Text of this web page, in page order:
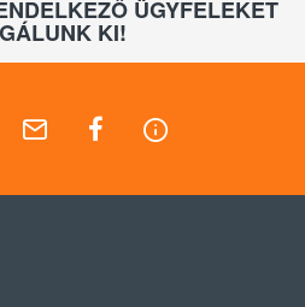
ÜGYFELEKET
KI!